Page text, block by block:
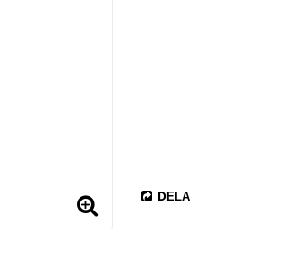
DELA